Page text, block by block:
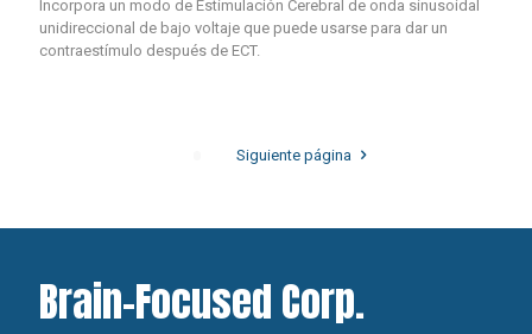
Incorpora un modo de Estimulación Cerebral de onda sinusoidal
unidireccional de bajo voltaje que puede usarse para dar un
contraestímulo después de ECT.
Siguiente página
Brain-Focused Corp.